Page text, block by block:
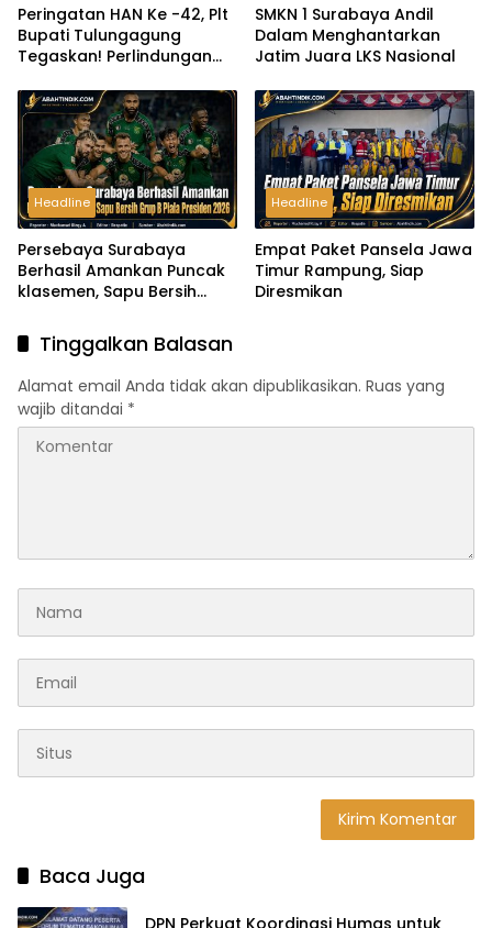
Peringatan HAN Ke -42, Plt
Bupati Tulungagung
Tegaskan! Perlindungan
Komitmen Bersama
SMKN 1 Surabaya Andil
Dalam Menghantarkan
Jatim Juara LKS Nasional
Headline
Persebaya Surabaya
Berhasil Amankan Puncak
klasemen, Sapu Bersih
Headline
Empat Paket Pansela Jawa
Timur Rampung, Siap
Diresmikan
Tinggalkan Balasan
Alamat email Anda tidak akan dipublikasikan. Ruas yang
wajib ditandai *
Baca Juga
DPN Perkuat Koordinasi Humas untuk